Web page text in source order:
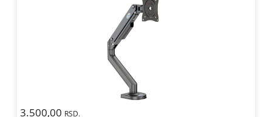
3.500,00 RSD.